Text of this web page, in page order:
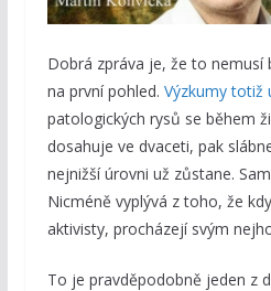
Dobrá zpráva je, že to nemusí
na první pohled. Výzkumy totiž
patologických rysů se během
dosahuje ve dvaceti, pak
nejnižší úrovni už zůstane.
Nicméně vyplývá z toho, že
aktivisty, procházejí svým
To je pravděpodobně jeden z